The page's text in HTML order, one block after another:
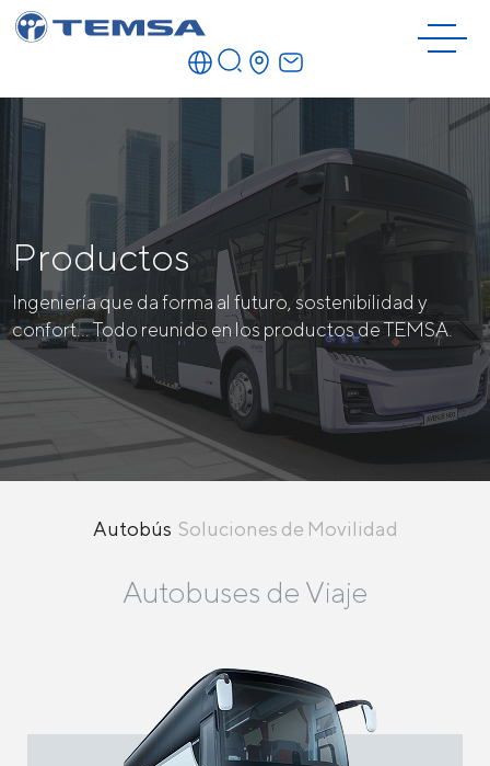
Productos
Ingeniería que da forma al futuro, sostenibilidad y
confort... Todo reunido en los productos de TEMSA.
Autobús Soluciones de Movilidad
Autobuses de Viaje